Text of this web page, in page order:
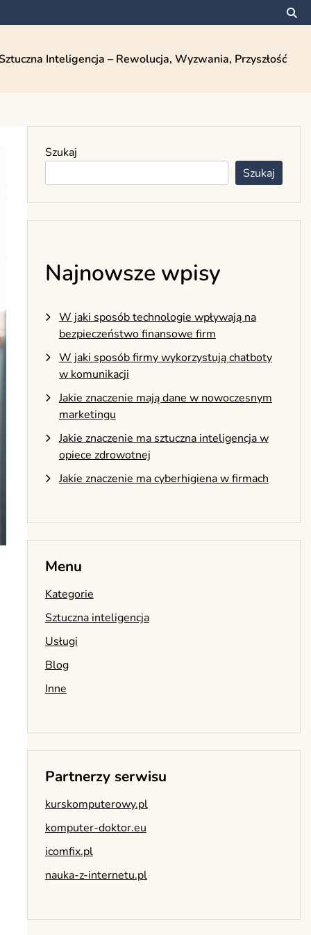
Inteligencja – Rewolucja, Wyzwania, Przyszłość
Szukaj
Szukaj
Najnowsze wpisy
W jaki sposób technologie wpływają na
bezpieczeństwo finansowe firm
W jaki sposób firmy wykorzystują chatboty
w komunikacji
Jakie znaczenie mają dane w nowoczesnym
marketingu
Jakie znaczenie ma sztuczna inteligencja w
opiece zdrowotnej
Jakie znaczenie ma cyberhigiena w firmach
Menu
Kategorie
Sztuczna inteligencja
Usługi
Blog
Inne
Partnerzy serwisu
kurskomputerowy.pl
komputer-doktor.eu
icomfix.pl
nauka-z-internetu.pl